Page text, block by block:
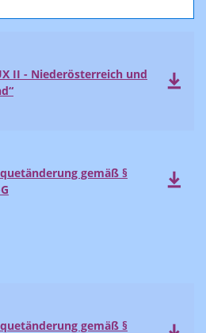
II - Niederösterreich und
gemäß §
gemäß §